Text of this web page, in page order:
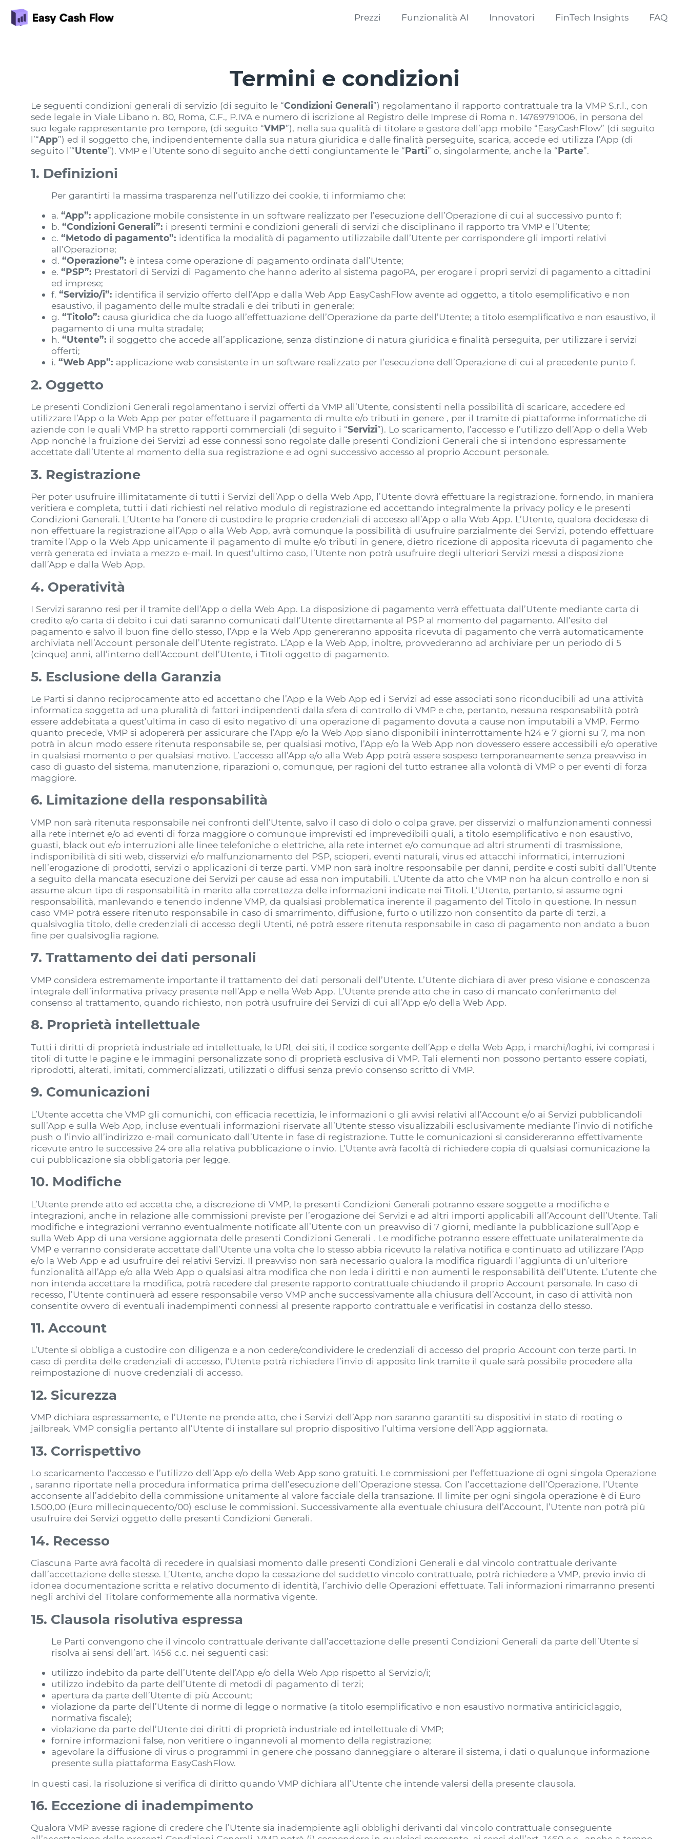
Prezzi Funzionalità AI Innovatori FinTech Insights FAQ
Termini e condizioni
Le seguenti condizioni generali di servizio (di seguito le “Condizioni Generali”) regolamentano il rapporto contrattuale tra la VMP S.r.l., con
sede legale in Viale Libano n. 80, Roma, C.F., P.IVA e numero di iscrizione al Registro delle Imprese di Roma n. 14769791006, in persona del
suo legale rappresentante pro tempore, (di seguito “VMP”), nella sua qualità di titolare e gestore dell’app mobile “EasyCashFlow” (di seguito
l’“App”) ed il soggetto che, indipendentemente dalla sua natura giuridica e dalle finalità perseguite, scarica, accede ed utilizza l’App (di
seguito l’“Utente”). VMP e l’Utente sono di seguito anche detti congiuntamente le “Parti” o, singolarmente, anche la “Parte”.
1. Definizioni
Per garantirti la massima trasparenza nell’utilizzo dei cookie, ti informiamo che:
a. “App”: applicazione mobile consistente in un software realizzato per l’esecuzione dell’Operazione di cui al successivo punto f;
b. “Condizioni Generali”: i presenti termini e condizioni generali di servizi che disciplinano il rapporto tra VMP e l’Utente;
c. “Metodo di pagamento”: identifica la modalità di pagamento utilizzabile dall’Utente per corrispondere gli importi relativi
all’Operazione;
d. “Operazione”: è intesa come operazione di pagamento ordinata dall’Utente;
e. “PSP”: Prestatori di Servizi di Pagamento che hanno aderito al sistema pagoPA, per erogare i propri servizi di pagamento a cittadini
ed imprese;
f. “Servizio/i”: identifica il servizio offerto dell’App e dalla Web App EasyCashFlow avente ad oggetto, a titolo esemplificativo e non
esaustivo, il pagamento delle multe stradali e dei tributi in generale;
g. “Titolo”: causa giuridica che da luogo all’effettuazione dell’Operazione da parte dell’Utente; a titolo esemplificativo e non esaustivo, il
pagamento di una multa stradale;
h. “Utente”: il soggetto che accede all’applicazione, senza distinzione di natura giuridica e finalità perseguita, per utilizzare i servizi
offerti;
i. “Web App”: applicazione web consistente in un software realizzato per l’esecuzione dell’Operazione di cui al precedente punto f.
2. Oggetto
Le presenti Condizioni Generali regolamentano i servizi offerti da VMP all’Utente, consistenti nella possibilità di scaricare, accedere ed
utilizzare l’App o la Web App per poter effettuare il pagamento di multe e/o tributi in genere , per il tramite di piattaforme informatiche di
aziende con le quali VMP ha stretto rapporti commerciali (di seguito i “Servizi”). Lo scaricamento, l’accesso e l’utilizzo dell’App o della Web
App nonché la fruizione dei Servizi ad esse connessi sono regolate dalle presenti Condizioni Generali che si intendono espressamente
accettate dall’Utente al momento della sua registrazione e ad ogni successivo accesso al proprio Account personale.
3. Registrazione
Per poter usufruire illimitatamente di tutti i Servizi dell’App o della Web App, l’Utente dovrà effettuare la registrazione, fornendo, in maniera
veritiera e completa, tutti i dati richiesti nel relativo modulo di registrazione ed accettando integralmente la privacy policy e le presenti
Condizioni Generali. L’Utente ha l’onere di custodire le proprie credenziali di accesso all’App o alla Web App. L’Utente, qualora decidesse di
non effettuare la registrazione all’App o alla Web App, avrà comunque la possibilità di usufruire parzialmente dei Servizi, potendo effettuare
tramite l’App o la Web App unicamente il pagamento di multe e/o tributi in genere, dietro ricezione di apposita ricevuta di pagamento che
verrà generata ed inviata a mezzo e-mail. In quest’ultimo caso, l’Utente non potrà usufruire degli ulteriori Servizi messi a disposizione
dall’App e dalla Web App.
4. Operatività
I Servizi saranno resi per il tramite dell’App o della Web App. La disposizione di pagamento verrà effettuata dall’Utente mediante carta di
credito e/o carta di debito i cui dati saranno comunicati dall’Utente direttamente al PSP al momento del pagamento. All’esito del
pagamento e salvo il buon fine dello stesso, l’App e la Web App genereranno apposita ricevuta di pagamento che verrà automaticamente
archiviata nell’Account personale dell’Utente registrato. L’App e la Web App, inoltre, provvederanno ad archiviare per un periodo di 5
(cinque) anni, all’interno dell’Account dell’Utente, i Titoli oggetto di pagamento.
5. Esclusione della Garanzia
Le Parti si danno reciprocamente atto ed accettano che l’App e la Web App ed i Servizi ad esse associati sono riconducibili ad una attività
informatica soggetta ad una pluralità di fattori indipendenti dalla sfera di controllo di VMP e che, pertanto, nessuna responsabilità potrà
essere addebitata a quest’ultima in caso di esito negativo di una operazione di pagamento dovuta a cause non imputabili a VMP. Fermo
quanto precede, VMP si adopererà per assicurare che l’App e/o la Web App siano disponibili ininterrottamente h24 e 7 giorni su 7, ma non
potrà in alcun modo essere ritenuta responsabile se, per qualsiasi motivo, l’App e/o la Web App non dovessero essere accessibili e/o operative
in qualsiasi momento o per qualsiasi motivo. L’accesso all’App e/o alla Web App potrà essere sospeso temporaneamente senza preavviso in
caso di guasto del sistema, manutenzione, riparazioni o, comunque, per ragioni del tutto estranee alla volontà di VMP o per eventi di forza
maggiore.
6. Limitazione della responsabilità
VMP non sarà ritenuta responsabile nei confronti dell’Utente, salvo il caso di dolo o colpa grave, per disservizi o malfunzionamenti connessi
alla rete internet e/o ad eventi di forza maggiore o comunque imprevisti ed imprevedibili quali, a titolo esemplificativo e non esaustivo,
guasti, black out e/o interruzioni alle linee telefoniche o elettriche, alla rete internet e/o comunque ad altri strumenti di trasmissione,
indisponibilità di siti web, disservizi e/o malfunzionamento del PSP, scioperi, eventi naturali, virus ed attacchi informatici, interruzioni
nell’erogazione di prodotti, servizi o applicazioni di terze parti. VMP non sarà inoltre responsabile per danni, perdite e costi subiti dall’Utente
a seguito della mancata esecuzione dei Servizi per cause ad essa non imputabili. L’Utente da atto che VMP non ha alcun controllo e non si
assume alcun tipo di responsabilità in merito alla correttezza delle informazioni indicate nei Titoli. L’Utente, pertanto, si assume ogni
responsabilità, manlevando e tenendo indenne VMP, da qualsiasi problematica inerente il pagamento del Titolo in questione. In nessun
caso VMP potrà essere ritenuto responsabile in caso di smarrimento, diffusione, furto o utilizzo non consentito da parte di terzi, a
qualsivoglia titolo, delle credenziali di accesso degli Utenti, né potrà essere ritenuta responsabile in caso di pagamento non andato a buon
fine per qualsivoglia ragione.
7. Trattamento dei dati personali
VMP considera estremamente importante il trattamento dei dati personali dell’Utente. L’Utente dichiara di aver preso visione e conoscenza
integrale dell’informativa privacy presente nell’App e nella Web App. L’Utente prende atto che in caso di mancato conferimento del
consenso al trattamento, quando richiesto, non potrà usufruire dei Servizi di cui all’App e/o della Web App.
8. Proprietà intellettuale
Tutti i diritti di proprietà industriale ed intellettuale, le URL dei siti, il codice sorgente dell’App e della Web App, i marchi/loghi, ivi compresi i
titoli di tutte le pagine e le immagini personalizzate sono di proprietà esclusiva di VMP. Tali elementi non possono pertanto essere copiati,
riprodotti, alterati, imitati, commercializzati, utilizzati o diffusi senza previo consenso scritto di VMP.
9. Comunicazioni
L’Utente accetta che VMP gli comunichi, con efficacia recettizia, le informazioni o gli avvisi relativi all’Account e/o ai Servizi pubblicandoli
sull’App e sulla Web App, incluse eventuali informazioni riservate all’Utente stesso visualizzabili esclusivamente mediante l’invio di notifiche
push o l’invio all’indirizzo e-mail comunicato dall’Utente in fase di registrazione. Tutte le comunicazioni si considereranno effettivamente
ricevute entro le successive 24 ore alla relativa pubblicazione o invio. L’Utente avrà facoltà di richiedere copia di qualsiasi comunicazione la
cui pubblicazione sia obbligatoria per legge.
10. Modifiche
L’Utente prende atto ed accetta che, a discrezione di VMP, le presenti Condizioni Generali potranno essere soggette a modifiche e
integrazioni, anche in relazione alle commissioni previste per l’erogazione dei Servizi e ad altri importi applicabili all’Account dell’Utente. Tali
modifiche e integrazioni verranno eventualmente notificate all’Utente con un preavviso di 7 giorni, mediante la pubblicazione sull’App e
sulla Web App di una versione aggiornata delle presenti Condizioni Generali . Le modifiche potranno essere effettuate unilateralmente da
VMP e verranno considerate accettate dall’Utente una volta che lo stesso abbia ricevuto la relativa notifica e continuato ad utilizzare l’App
e/o la Web App e ad usufruire dei relativi Servizi. Il preavviso non sarà necessario qualora la modifica riguardi l’aggiunta di un’ulteriore
funzionalità all’App e/o alla Web App o qualsiasi altra modifica che non leda i diritti e non aumenti le responsabilità dell’Utente. L’utente che
non intenda accettare la modifica, potrà recedere dal presente rapporto contrattuale chiudendo il proprio Account personale. In caso di
recesso, l’Utente continuerà ad essere responsabile verso VMP anche successivamente alla chiusura dell’Account, in caso di attività non
consentite ovvero di eventuali inadempimenti connessi al presente rapporto contrattuale e verificatisi in costanza dello stesso.
11. Account
L’Utente si obbliga a custodire con diligenza e a non cedere/condividere le credenziali di accesso del proprio Account con terze parti. In
caso di perdita delle credenziali di accesso, l’Utente potrà richiedere l’invio di apposito link tramite il quale sarà possibile procedere alla
reimpostazione di nuove credenziali di accesso.
12. Sicurezza
VMP dichiara espressamente, e l’Utente ne prende atto, che i Servizi dell’App non saranno garantiti su dispositivi in stato di rooting o
jailbreak. VMP consiglia pertanto all’Utente di installare sul proprio dispositivo l’ultima versione dell’App aggiornata.
13. Corrispettivo
Lo scaricamento l’accesso e l’utilizzo dell’App e/o della Web App sono gratuiti. Le commissioni per l’effettuazione di ogni singola Operazione
, saranno riportate nella procedura informatica prima dell’esecuzione dell’Operazione stessa. Con l’accettazione dell’Operazione, l’Utente
acconsente all’addebito della commissione unitamente al valore facciale della transazione. Il limite per ogni singola operazione è di Euro
1.500,00 (Euro millecinquecento/00) escluse le commissioni. Successivamente alla eventuale chiusura dell’Account, l’Utente non potrà più
usufruire dei Servizi oggetto delle presenti Condizioni Generali.
14. Recesso
Ciascuna Parte avrà facoltà di recedere in qualsiasi momento dalle presenti Condizioni Generali e dal vincolo contrattuale derivante
dall’accettazione delle stesse. L’Utente, anche dopo la cessazione del suddetto vincolo contrattuale, potrà richiedere a VMP, previo invio di
idonea documentazione scritta e relativo documento di identità, l’archivio delle Operazioni effettuate. Tali informazioni rimarranno presenti
negli archivi del Titolare conformemente alla normativa vigente.
15. Clausola risolutiva espressa
Le Parti convengono che il vincolo contrattuale derivante dall’accettazione delle presenti Condizioni Generali da parte dell’Utente si
risolva ai sensi dell’art. 1456 c.c. nei seguenti casi:
utilizzo indebito da parte dell’Utente dell’App e/o della Web App rispetto al Servizio/i;
utilizzo indebito da parte dell’Utente di metodi di pagamento di terzi;
apertura da parte dell’Utente di più Account;
violazione da parte dell’Utente di norme di legge o normative (a titolo esemplificativo e non esaustivo normativa antiriciclaggio,
normativa fiscale);
violazione da parte dell’Utente dei diritti di proprietà industriale ed intellettuale di VMP;
fornire informazioni false, non veritiere o ingannevoli al momento della registrazione;
agevolare la diffusione di virus o programmi in genere che possano danneggiare o alterare il sistema, i dati o qualunque informazione
presente sulla piattaforma EasyCashFlow.
In questi casi, la risoluzione si verifica di diritto quando VMP dichiara all’Utente che intende valersi della presente clausola.
16. Eccezione di inadempimento
Qualora VMP avesse ragione di credere che l’Utente sia inadempiente agli obblighi derivanti dal vincolo contrattuale conseguente